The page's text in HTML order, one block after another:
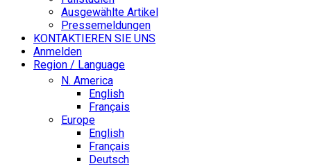
Ausgewählte Artikel
Pressemeldungen
KONTAKTIEREN SIE UNS
Anmelden
Region / Language
N. America
English
Français
Europe
English
Français
Deutsch